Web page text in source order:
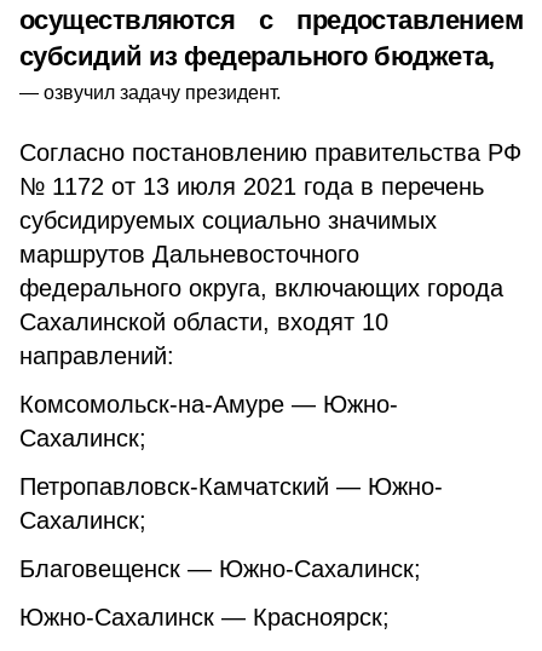
осуществляются с предоставлением
субсидий из федерального бюджета,
озвучил задачу президент.
Согласно постановлению правительства РФ
№ 1172 от 13 июля 2021 года в перечень
субсидируемых социально значимых
маршрутов Дальневосточного
федерального округа, включающих города
Сахалинской области, входят 10
направлений:
Комсомольск-на-Амуре — Южно-
Сахалинск;
Петропавловск-Камчатский — Южно-
Сахалинск;
Благовещенск — Южно-Сахалинск;
Южно-Сахалинск — Красноярск;